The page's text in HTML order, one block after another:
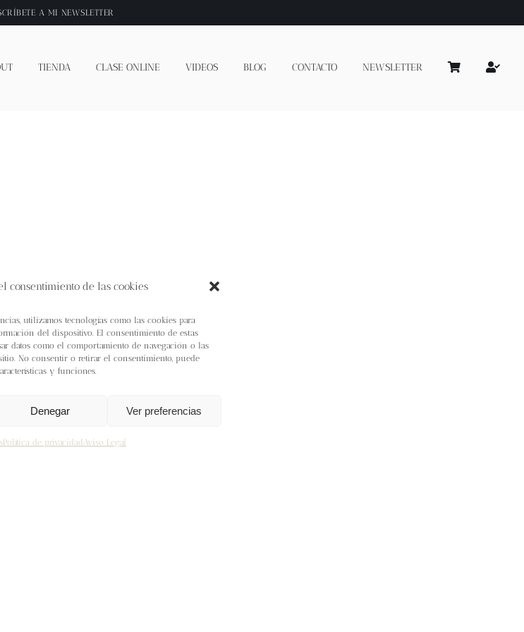
consentimiento de las cookies
utilizamos tecnologías como las cookies para
del dispositivo. El consentimiento de estas
datos como el comportamiento de navegación o las
No consentir o retirar el consentimiento, puede
y funciones.
Denegar Ver preferencias
Política de privacidad Aviso Legal
A MI NEWSLETTER
TIENDA CLASE ONLINE VIDEOS BLOG CONTACTO NEWSLETTER